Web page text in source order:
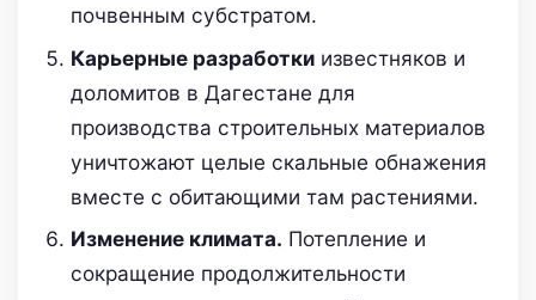
почвенным субстратом.
Карьерные разработки известняков и
доломитов в Дагестане для
производства строительных материалов
уничтожают целые скальные обнажения
вместе с обитающими там растениями.
Изменение климата. Потепление и
сокращение продолжительности